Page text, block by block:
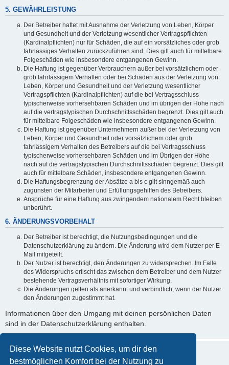
Diese Website nutzt Cookies, um dir den
bestmöglichen Komfort bei der Nutzung zu
5. GEWÄHRLEISTUNG
Der Betreiber haftet mit Ausnahme der Verletzung von Leben, Körper
und Gesundheit und der Verletzung wesentlicher Vertragspflichten
(Kardinalpflichten) nur für Schäden, die auf ein vorsätzliches oder grob
fahrlässiges Verhalten zurückzuführen sind. Dies gilt auch für mittelbare
Folgeschäden wie insbesondere entgangenen Gewinn.
Die Haftung ist gegenüber Verbrauchern außer bei vorsätzlichem oder
grob fahrlässigem Verhalten oder bei Schäden aus der Verletzung von
Leben, Körper und Gesundheit und der Verletzung wesentlicher
Vertragspflichten (Kardinalpflichten) auf die bei Vertragsschluss
typischerweise vorhersehbaren Schäden und im übrigen der Höhe nach
auf die vertragstypischen Durchschnittsschäden begrenzt. Dies gilt auch
für mittelbare Folgeschäden wie insbesondere entgangenen Gewinn.
Die Haftung ist gegenüber Unternehmern außer bei der Verletzung von
Leben, Körper und Gesundheit oder vorsätzlichem oder grob
fahrlässigem Verhalten des Betreibers auf die bei Vertragsschluss
typischerweise vorhersehbaren Schäden und im Übrigen der Höhe
nach auf die vertragstypischen Durchschnittsschäden begrenzt. Dies gilt
auch für mittelbare Schäden, insbesondere entgangenen Gewinn.
Die Haftungsbegrenzung der Absätze a bis c gilt sinngemäß auch
zugunsten der Mitarbeiter und Erfüllungsgehilfen des Betreibers.
Ansprüche für eine Haftung aus zwingendem nationalem Recht bleiben
unberührt.
6. ÄNDERUNGSVORBEHALT
Der Betreiber ist berechtigt, die Nutzungsbedingungen und die
Datenschutzerklärung zu ändern. Die Änderung wird dem Nutzer per E-
Mail mitgeteilt.
Der Nutzer ist berechtigt, den Änderungen zu widersprechen. Im Falle
des Widerspruchs erlischt das zwischen dem Betreiber und dem Nutzer
bestehende Vertragsverhältnis mit sofortiger Wirkung.
Die Änderungen gelten als anerkannt und verbindlich, wenn der Nutzer
den Änderungen zugestimmt hat.
Informationen über den Umgang mit deinen persönlichen Daten
sind in der Datenschutzerklärung enthalten.